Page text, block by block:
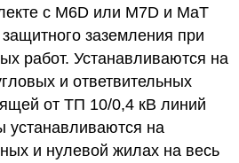
с M6D или M7D и MaT
заземления при
работ. Устанавливаются на
и ответвительных
от ТП 10/0,4 кВ линий
на
и нулевой жилах на весь